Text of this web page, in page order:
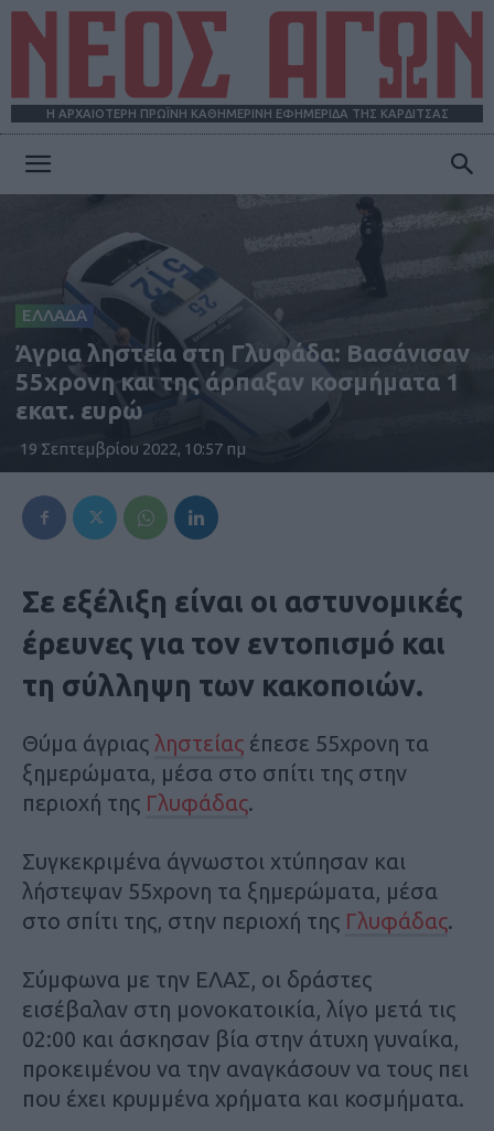
Η ΑΡΧΑΙΟΤΕΡΗ ΠΡΩΪΝΗ ΚΑΘΗΜΕΡΙΝΗ ΕΦΗΜΕΡΙΔΑ ΤΗΣ ΚΑΡΔΙΤΣΑΣ
ΕΛΛΑΔΑ
Άγρια ληστεία στη Γλυφάδα: Βασάνισαν
55χρονη και της άρπαξαν κοσμήματα 1
εκατ. ευρώ
19 Σεπτεμβρίου 2022, 10:57 πμ
Σε εξέλιξη είναι οι αστυνομικές
έρευνες για τον εντοπισμό και
τη σύλληψη των κακοποιών.
Θύμα άγριας ληστείας έπεσε 55χρονη τα
ξημερώματα, μέσα στο σπίτι της στην
περιοχή της Γλυφάδας.
Συγκεκριμένα άγνωστοι χτύπησαν και
λήστεψαν 55χρονη τα ξημερώματα, μέσα
στο σπίτι της, στην περιοχή της Γλυφάδας.
Σύμφωνα με την ΕΛΑΣ, οι δράστες
εισέβαλαν στη μονοκατοικία, λίγο μετά τις
02:00 και άσκησαν βία στην άτυχη γυναίκα,
προκειμένου να την αναγκάσουν να τους πει
που έχει κρυμμένα χρήματα και κοσμήματα.